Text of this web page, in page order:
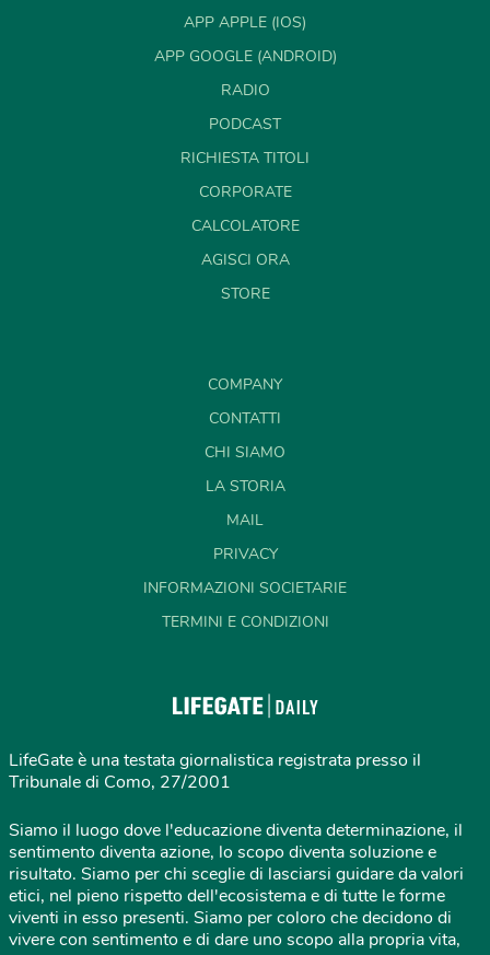
APP APPLE (IOS)
APP GOOGLE (ANDROID)
RADIO
PODCAST
RICHIESTA TITOLI
CORPORATE
CALCOLATORE
AGISCI ORA
STORE
COMPANY
CONTATTI
CHI SIAMO
LA STORIA
MAIL
PRIVACY
INFORMAZIONI SOCIETARIE
TERMINI E CONDIZIONI
LifeGate è una testata giornalistica registrata presso il
Tribunale di Como, 27/2001
Siamo il luogo dove l'educazione diventa determinazione, il
sentimento diventa azione, lo scopo diventa soluzione e
risultato. Siamo per chi sceglie di lasciarsi guidare da valori
etici, nel pieno rispetto dell'ecosistema e di tutte le forme
viventi in esso presenti. Siamo per coloro che decidono di
vivere con sentimento e di dare uno scopo alla propria vita,